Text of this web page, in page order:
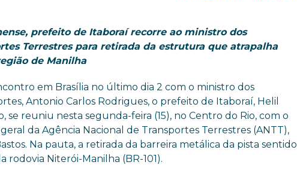
prefeito de Itaboraí recorre ao ministro dos
Terrestres para retirada da estrutura que atrapalha
de Manilha
em Brasília no último dia 2 com o ministro dos
Antonio Carlos Rodrigues, o prefeito de Itaboraí, Helil
se reuniu nesta segunda-feira (15), no Centro do Rio, com o
da Agência Nacional de Transportes Terrestres (ANTT),
Na pauta, a retirada da barreira metálica da pista sentido
rodovia Niterói-Manilha (BR-101).